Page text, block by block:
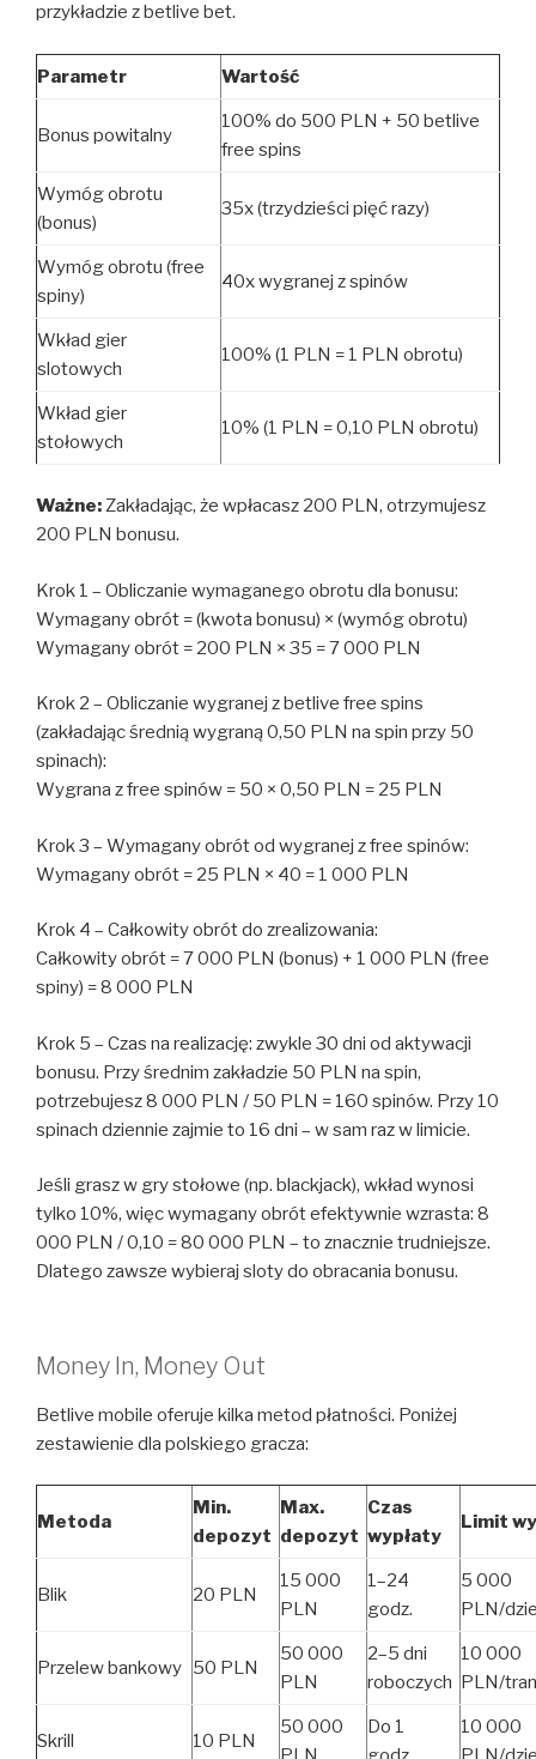
przykładzie z betlive bet.
Parametr Wartość
Bonus powitalny
100% do 500 PLN + 50 betlive
free spins
Wymóg obrotu
(bonus)
35x (trzydzieści pięć razy)
Wymóg obrotu (free
spiny)
40x wygranej z spinów
Wkład gier
slotowych
100% (1 PLN = 1 PLN obrotu)
Wkład gier
stołowych
10% (1 PLN = 0,10 PLN obrotu)
Ważne:Zakładając, że wpłacasz 200 PLN, otrzymujesz
200 PLN bonusu.
Krok 1 – Obliczanie wymaganego obrotu dla bonusu:
Wymagany obrót = (kwota bonusu) × (wymóg obrotu)
Wymagany obrót = 200 PLN × 35 = 7 000 PLN
Krok 2 – Obliczanie wygranej z betlive free spins
(zakładając średnią wygraną 0,50 PLN na spin przy 50
spinach):
Wygrana z free spinów = 50 × 0,50 PLN = 25 PLN
Krok 3 – Wymagany obrót od wygranej z free spinów:
Wymagany obrót = 25 PLN × 40 = 1 000 PLN
Krok 4 – Całkowity obrót do zrealizowania:
Całkowity obrót = 7 000 PLN (bonus) + 1 000 PLN (free
spiny) = 8 000 PLN
Krok 5 – Czas na realizację: zwykle 30 dni od aktywacji
bonusu. Przy średnim zakładzie 50 PLN na spin,
potrzebujesz 8 000 PLN / 50 PLN = 160 spinów. Przy 10
spinach dziennie zajmie to 16 dni – w sam raz w limicie.
Jeśli grasz w gry stołowe (np. blackjack), wkład wynosi
tylko 10%, więc wymagany obrót efektywnie wzrasta: 8
000 PLN / 0,10 = 80 000 PLN – to znacznie trudniejsze.
Dlatego zawsze wybieraj sloty do obracania bonusu.
Money In, Money Out
Betlive mobile oferuje kilka metod płatności. Poniżej
zestawienie dla polskiego gracza:
Metoda
Min.
depozyt
Max.
depozyt
Czas
wypłaty
Limit
Blik 20 PLN
15 000
PLN
1–24
godz.
5 000
PLN/
Przelew bankowy 50 PLN
50 000
PLN
2–5 dni
roboczych
10 000
PLN/
Skrill 10 PLN
50 000
Do 1
10 000